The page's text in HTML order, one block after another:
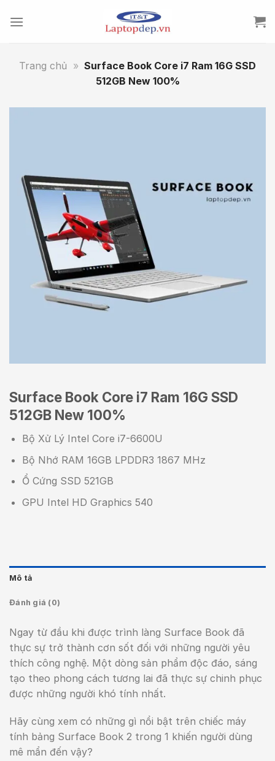
Trang chủ » Surface Book Core i7 Ram 16G SSD
512GB New 100%
Surface Book Core i7 Ram 16G SSD
512GB New 100%
Bộ Xử Lý Intel Core i7-6600U
Bộ Nhớ RAM 16GB LPDDR3 1867 MHz
Ổ Cứng SSD 521GB
GPU Intel HD Graphics 540
Mô tả
Đánh giá (0)
Ngay từ đầu khi được trình làng Surface Book đã
thực sự trở thành cơn sốt đối với những người yêu
thích công nghệ. Một dòng sản phẩm độc đáo, sáng
tạo theo phong cách tương lai đã thực sự chinh phục
được những người khó tính nhất.
Hãy cùng xem có những gì nổi bật trên chiếc máy
tính bảng Surface Book 2 trong 1 khiến người dùng
mê mẩn đến vậy?